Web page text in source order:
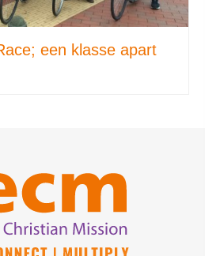
een klasse apart